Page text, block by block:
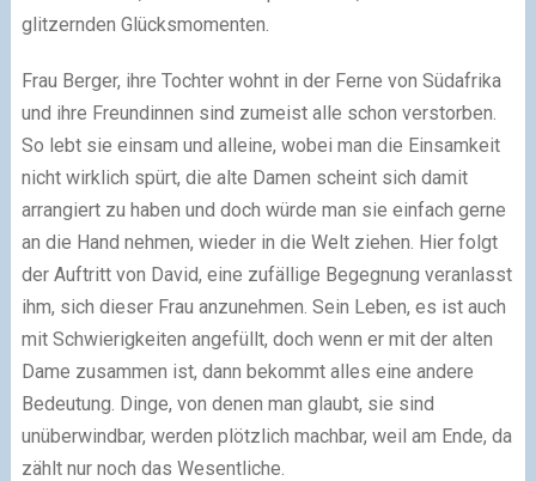
glitzernden Glücksmomenten.
Frau Berger, ihre Tochter wohnt in der Ferne von Südafrika
und ihre Freundinnen sind zumeist alle schon verstorben.
So lebt sie einsam und alleine, wobei man die Einsamkeit
nicht wirklich spürt, die alte Damen scheint sich damit
arrangiert zu haben und doch würde man sie einfach gerne
an die Hand nehmen, wieder in die Welt ziehen. Hier folgt
der Auftritt von David, eine zufällige Begegnung veranlasst
ihm, sich dieser Frau anzunehmen. Sein Leben, es ist auch
mit Schwierigkeiten angefüllt, doch wenn er mit der alten
Dame zusammen ist, dann bekommt alles eine andere
Bedeutung. Dinge, von denen man glaubt, sie sind
unüberwindbar, werden plötzlich machbar, weil am Ende, da
zählt nur noch das Wesentliche.